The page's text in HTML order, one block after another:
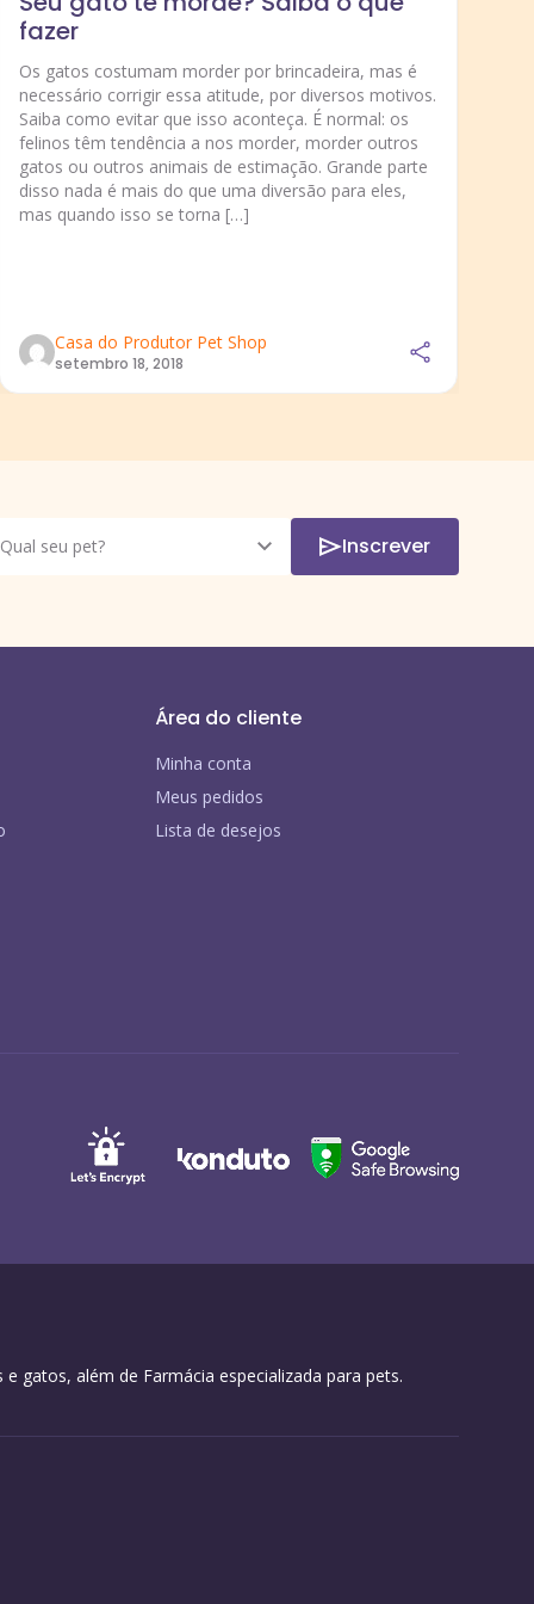
fazer
Os gatos costumam morder por brincadeira, mas é
necessário corrigir essa atitude, por diversos motivos.
Saiba como evitar que isso aconteça. É normal: os
felinos têm tendência a nos morder, morder outros
gatos ou outros animais de estimação. Grande parte
disso nada é mais do que uma diversão para eles,
mas quando isso se torna […]
Casa do Produtor Pet Shop
setembro 18, 2018
Inscrever
Área do cliente
Minha conta
Meus pedidos
Lista de desejos
gatos, além de Farmácia especializada para pets.